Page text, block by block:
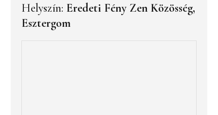
Helyszín: Eredeti Fény Zen Közösség,
Esztergom